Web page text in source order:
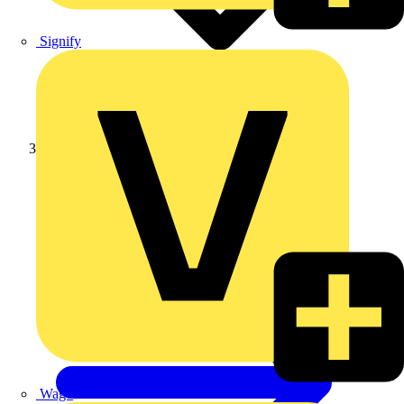
Signify
Wago